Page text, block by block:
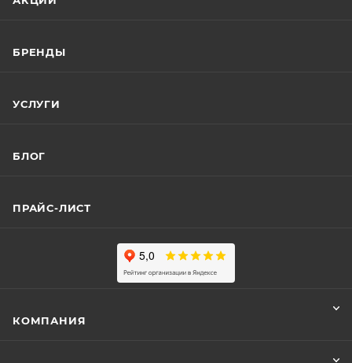
БРЕНДЫ
УСЛУГИ
БЛОГ
ПРАЙС-ЛИСТ
КОМПАНИЯ